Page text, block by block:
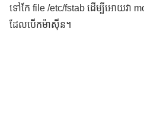
ទៅកែ file /etc/fstab ដើម្បីអោយវា
ដែលបើកម៉ាស៊ីន។